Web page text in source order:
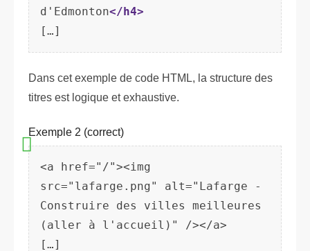
d'Edmonton</h4>
Dans cet exemple de code HTML, la structure des
titres est logique et exhaustive.
Exemple 2 (correct)
<a href="/"><img
src="lafarge.png" alt="Lafarge -
Construire des villes meilleures
(aller à l'accueil)" /></a>